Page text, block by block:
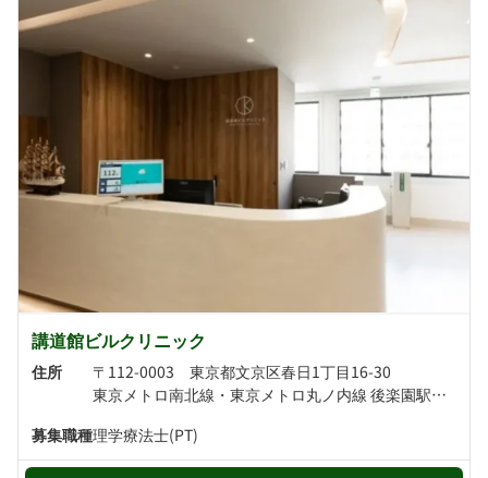
講道館ビルクリニック
住所
〒112-0003 東京都文京区春日1丁目16-30
東京メトロ南北線・東京メトロ丸ノ内線 後楽園駅より徒歩2分 都営三田線・都営大江戸線 春日駅より徒歩3分
募集職種理学療法士(PT)